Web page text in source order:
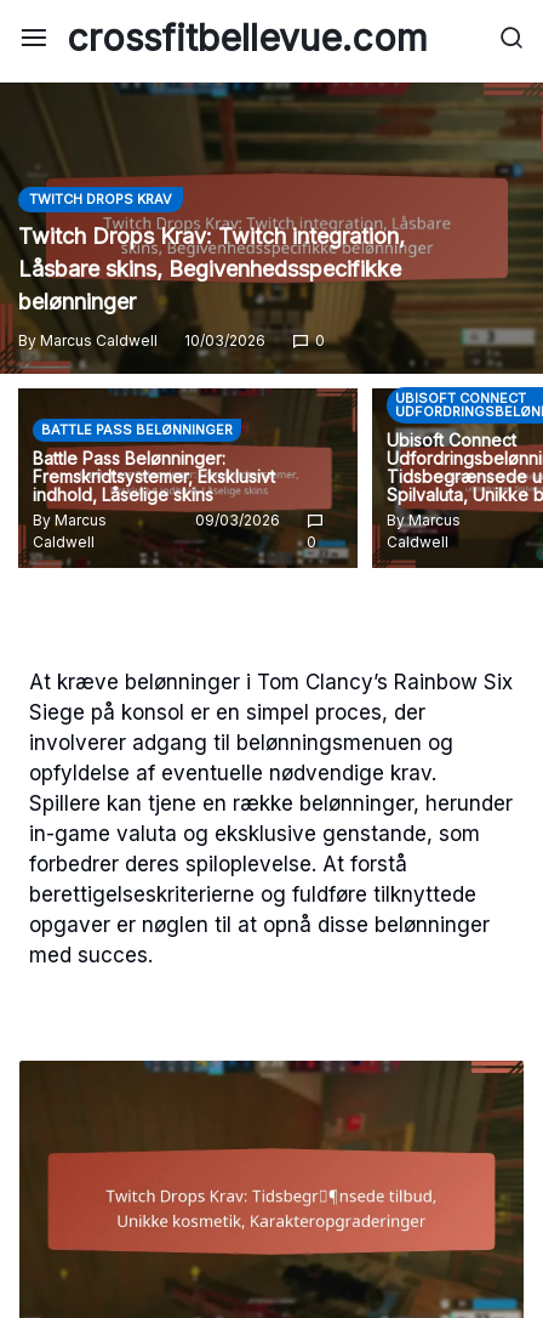
crossfitbellevue.com
TWITCH DROPS KRAV
Twitch Drops Krav: Twitch integration,
Låsbare skins, Begivenhedsspecifikke
belønninger
By Marcus Caldwell 10/03/2026 0
BATTLE PASS BELØNNINGER
Battle Pass Belønninger:
Fremskridtsystemer, Eksklusivt
indhold, Låselige skins
By Marcus
Caldwell
09/03/2026
0
UBISOFT CONNECT
Ubisoft Connect
Tidsbegrænsede
Spilvaluta, Unikke
ByMarcus
Caldwell
At kræve belønninger i Tom Clancy’s Rainbow Six
Siege på konsol er en simpel proces, der
involverer adgang til belønningsmenuen og
opfyldelse af eventuelle nødvendige krav.
Spillere kan tjene en række belønninger, herunder
in-game valuta og eksklusive genstande, som
forbedrer deres spiloplevelse. At forstå
berettigelseskriterierne og fuldføre tilknyttede
opgaver er nøglen til at opnå disse belønninger
med succes.